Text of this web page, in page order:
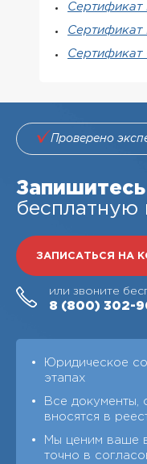
Сертификат
Сертификат
Сертификат
Проверено
бесплатную
ЗАПИСАТЬСЯ НА
или звоните
8 (800) 302-
Юридическое
этапах
Все документы,
вносятся в
Мы ценим ваше
точно в